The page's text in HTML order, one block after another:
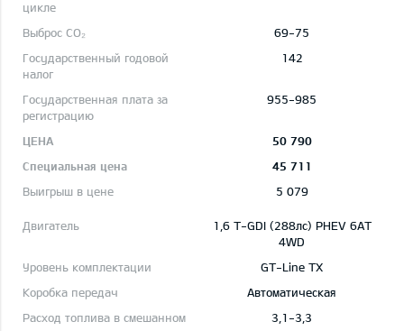
69-75
142
955-985
50 790
45 711
5 079
1,6 T-GDI (288лс) PHEV 6AT
4WD
GT-Line TX
Автоматическая
3,1-3,3